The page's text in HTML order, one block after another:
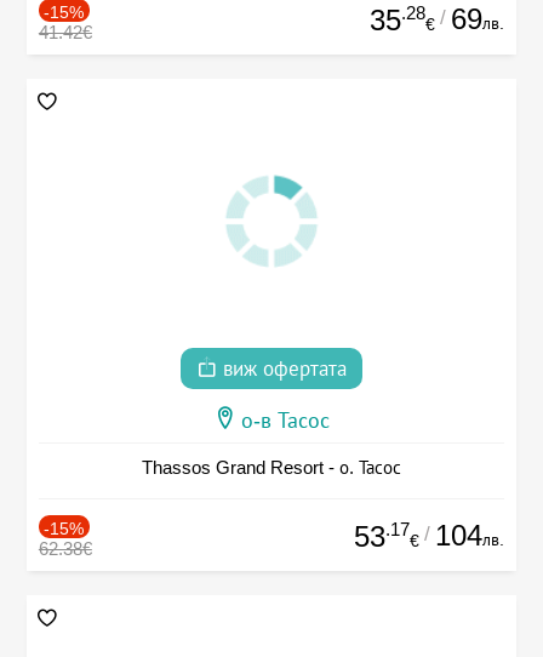
-15%
41.42€ 35.28
€ / 69лв.
виж офертата
о-в Тасос
Thassos Grand Resort - о. Тасос
-15%
62.38€ 53.17
€ / 104лв.